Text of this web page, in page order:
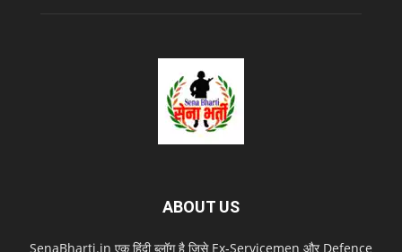
ABOUT US
SenaBharti.in एक हिंदी ब्लॉग है जिसे Ex‑Servicemen और Defence